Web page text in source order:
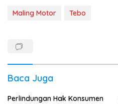
Maling Motor Tebo
Baca Juga
Perlindungan Hak Konsumen